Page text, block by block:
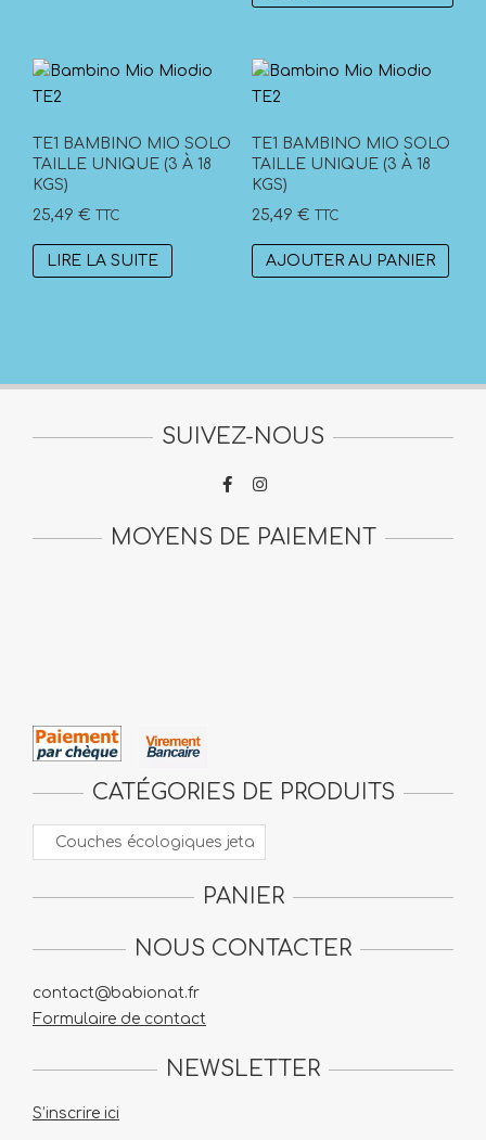
TE1 BAMBINO MIO SOLO
TAILLE UNIQUE (3 À 18
KGS)
25,49 € TTC
LIRE LA SUITE
TE1 BAMBINO MIO SOLO
TAILLE UNIQUE (3 À 18
KGS)
25,49 € TTC
AJOUTER AU PANIER
SUIVEZ-NOUS
MOYENS DE PAIEMENT
CATÉGORIES DE PRODUITS
PANIER
NOUS CONTACTER
contact@babionat.fr
Formulaire de contact
NEWSLETTER
S’inscrire ici